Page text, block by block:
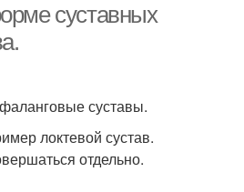
суставных
суставы.
локтевой сустав.
отдельно.